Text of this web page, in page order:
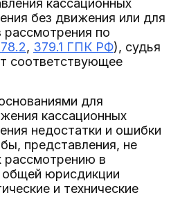
кассационных
без движения или для
рассмотрения по
, 379.1 ГПК РФ), судья
соответствующее
для
кассационных
недостатки и ошибки
представления, не
рассмотрению в
общей юрисдикции
и технические